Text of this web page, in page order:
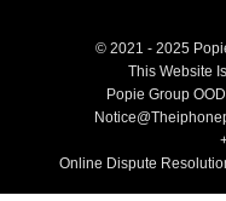
© 2021 - 2025
This Website
Popie Group
Online Dispute